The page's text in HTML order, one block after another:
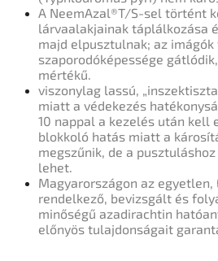
A NeemAzal®T/S-sel történt
lárvaalakjainak táplálkozása
majd elpusztulnak; az
szaporodóképessége
mértékű.
viszonylag lassú,
miatt a védekezés
10 nappal a kezelés után kell
blokkoló hatás miatt a
megszűnik, de a
lehet.
Magyarországon az egyetlen,
rendelkező, bevizsgált és
minőségű azadirachtin
előnyös tulajdonságait